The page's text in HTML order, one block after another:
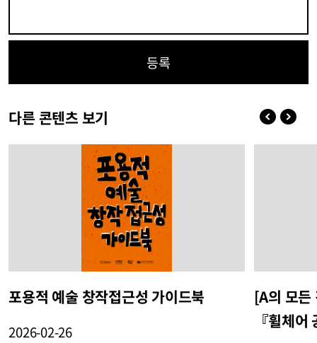
등록
다른 콘텐츠 보기
포용적 예술 창작접근성 가이드북
2026-02-26
[A의 모
『휠체